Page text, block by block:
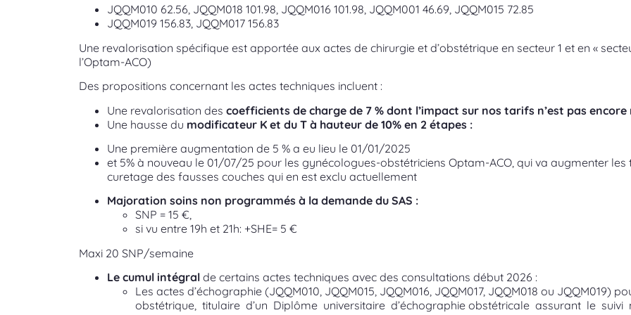
JQQM010 62.56, JQQM018 101.98, JQQM016 101.98, JQQM001 46.69, JQQM015 72.85
JQQM019 156.83, JQQM017 156.83
Une revalorisation spécifique est apportée aux actes de chirurgie et d’obstétrique en secteur 1 et en «
l’Optam-ACO)
Des propositions concernant les actes techniques incluent :
Une revalorisation des coefficients de charge de 7 % dont l’impact sur nos tarifs n’est pas
Une hausse du modificateur K et du T à hauteur de 10% en 2 étapes :
Une première augmentation de 5 % a eu lieu le 01/01/2025
et 5% à nouveau le 01/07/25 pour les gynécologues-obstétriciens Optam-ACO, qui va augmenter
curetage des fausses couches qui en est exclu actuellement
Majoration soins non programmés à la demande du SAS :
SNP = 15 €,
si vu entre 19h et 21h: +SHE= 5 €
Maxi 20 SNP/semaine
Le cumul intégral de certains actes techniques avec des consultations début 2026 :
Les actes d’échographie (JQQM010, JQQM015, JQQM016, JQQM017, JQQM018 ou
obstétrique, titulaire d’un Diplôme universitaire d’échographie obstétricale assurant le